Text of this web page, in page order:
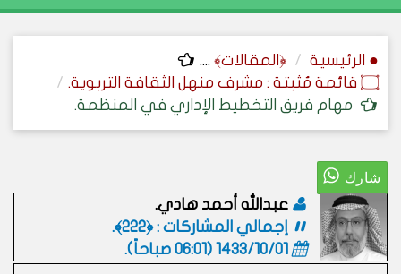
● الرئيسية ﴿المقالات﴾ ....
۝ قائمة مُثبتة : مشرف منهل الثقافة التربوية.
مهام فريق التخطيط الإداري في المنظمة.
عبدالله أحمد هادي.
إجمالي المشاركات : ﴿222﴾.
1433/10/01 (06:01 صباحاً)
.